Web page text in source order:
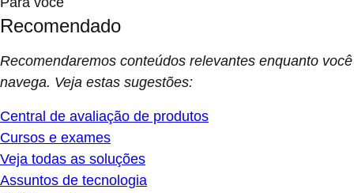
Recomendado
Recomendaremos conteúdos relevantes enquanto você
navega. Veja estas sugestões:
Central de avaliação de produtos
Cursos e exames
Veja todas as soluções
Assuntos de tecnologia